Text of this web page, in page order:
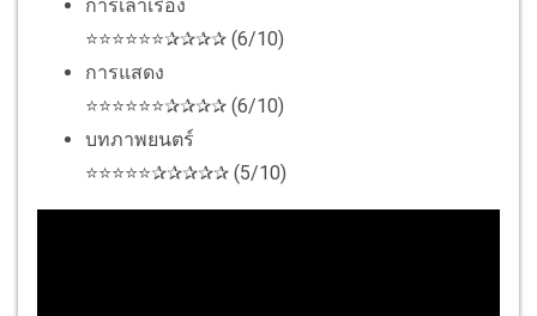
การเล่าเรื่อง
⭐⭐⭐⭐⭐⭐✰✰✰✰ (6/10)
การแสดง
⭐⭐⭐⭐⭐⭐✰✰✰✰ (6/10)
บทภาพยนตร์
⭐⭐⭐⭐⭐✰✰✰✰✰ (5/10)